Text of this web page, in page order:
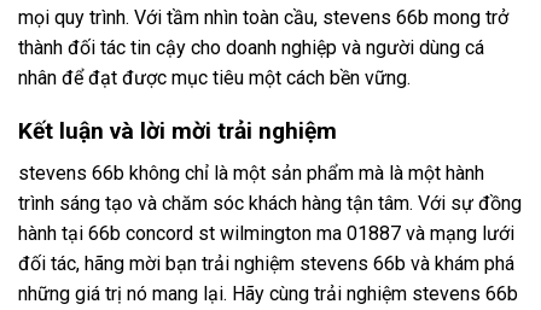
mọi quy trình. Với tầm nhìn toàn cầu, stevens 66b mong trở
thành đối tác tin cậy cho doanh nghiệp và người dùng cá
nhân để đạt được mục tiêu một cách bền vững.
Kết luận và lời mời trải nghiệm
stevens 66b không chỉ là một sản phẩm mà là một hành
trình sáng tạo và chăm sóc khách hàng tận tâm. Với sự đồng
hành tại 66b concord st wilmington ma 01887 và mạng lưới
đối tác, hãng mời bạn trải nghiệm stevens 66b và khám phá
những giá trị nó mang lại. Hãy cùng trải nghiệm stevens 66b